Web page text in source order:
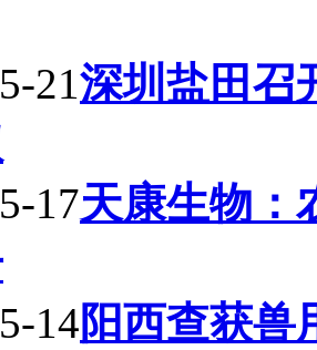
21深圳盐田召
17天康生物：
14阳西查获兽